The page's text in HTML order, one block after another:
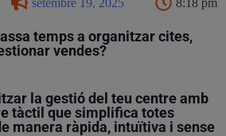
temps a organitzar cites,
vendes?
la gestió del teu centre amb
tàctil que simplifica totes
manera ràpida, intuïtiva i sense